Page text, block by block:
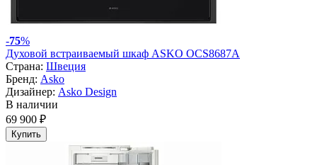
-75%
Духовой встраиваемый шкаф ASKO OCS8687A
Страна: Швеция
Бренд: Asko
Дизайнер: Asko Design
В наличии
69 900 ₽
Купить